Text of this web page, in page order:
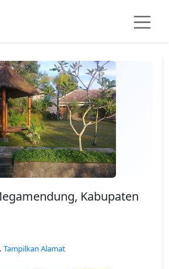
Kabupaten
Tampilkan Alamat